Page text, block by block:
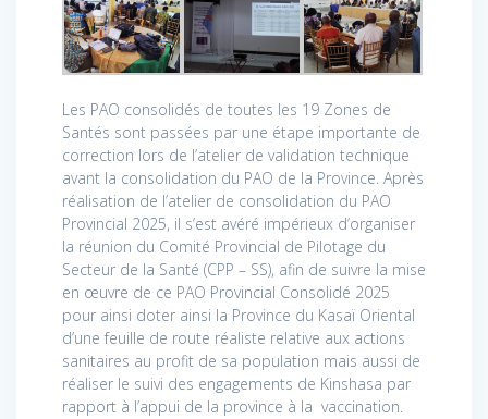
Les PAO consolidés de toutes les 19 Zones de
Santés sont passées par une étape importante de
correction lors de l’atelier de validation technique
avant la consolidation du PAO de la Province. Après
réalisation de l’atelier de consolidation du PAO
Provincial 2025, il s’est avéré impérieux d’organiser
la réunion du Comité Provincial de Pilotage du
Secteur de la Santé (CPP – SS), afin de suivre la mise
en œuvre de ce PAO Provincial Consolidé 2025
pour ainsi doter ainsi la Province du Kasaï Oriental
d’une feuille de route réaliste relative aux actions
sanitaires au profit de sa population mais aussi de
réaliser le suivi des engagements de Kinshasa par
rapport à l’appui de la province à la vaccination.